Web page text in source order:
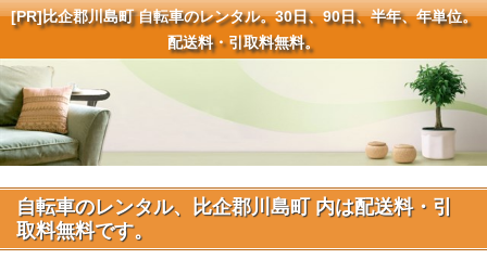
[PR]比企郡川島町 自転車のレンタル。30日、90日、半年、年単位。
配送料・引取料無料。
自転車のレンタル、比企郡川島町 内は配送料・引
取料無料です。